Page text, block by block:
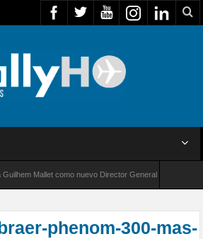
Mallet como nuevo Director General para América
phenom-300-mas-